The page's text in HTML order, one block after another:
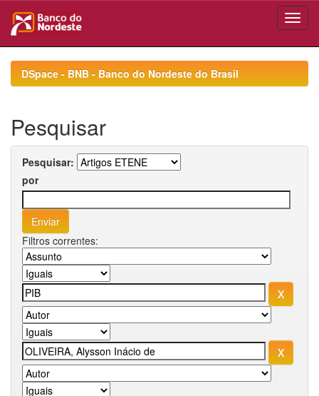
navigationDSpace - BNB - Banco do Nordeste do Brasil
Pesquisar
Pesquisar:
por
Filtros correntes: